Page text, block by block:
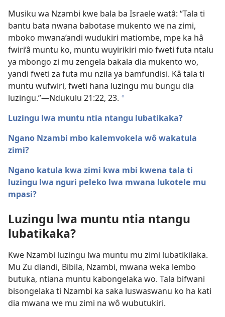
Musiku wa Nzambi kwe bala ba Israele watâ: “Tala ti
bantu bata nwana babotase mukento we na zimi,
mboko mwana’andi wudukiri matiombe, mpe ka hâ
fwiri’â muntu ko, muntu wuyirikiri mio fweti futa ntalu
ya mbongo zi mu zengela bakala dia mukento wo,
yandi fweti za futa mu nzila ya bamfundisi. Kâ tala ti
muntu wufwiri, fweti hana luzingu mu bungu dia
luzingu.”​—Ndukulu 21:22, 23. a
Luzingu lwa muntu ntia ntangu lubatikaka?
Ngano Nzambi mbo kalemvokela wô wakatula
zimi?
Ngano katula kwa zimi kwa mbi kwena tala ti
luzingu lwa nguri peleko lwa mwana lukotele mu
mpasi?
Luzingu lwa muntu ntia ntangu
lubatikaka?
Kwe Nzambi luzingu lwa muntu mu zimi lubatikilaka.
Mu Zu diandi, Bibila, Nzambi, mwana weka lembo
butuka, ntiana muntu kabongelaka wo. Tala bifwani
bisongelaka ti Nzambi ka saka luswaswanu ko ha kati
dia mwana we mu zimi na wô wubutukiri.